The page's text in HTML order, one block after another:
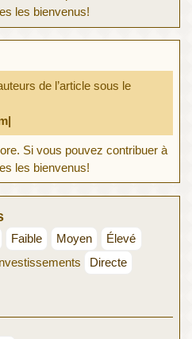
les bienvenus!
de l’article sous le
Si vous pouvez contribuer à
les bienvenus!
Faible Moyen
Élevé
Directe